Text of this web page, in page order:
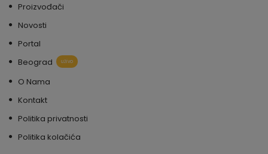
Proizvođači
Novosti
Portal
Beograd
uživo
O Nama
Kontakt
Politika privatnosti
Politika kolačića